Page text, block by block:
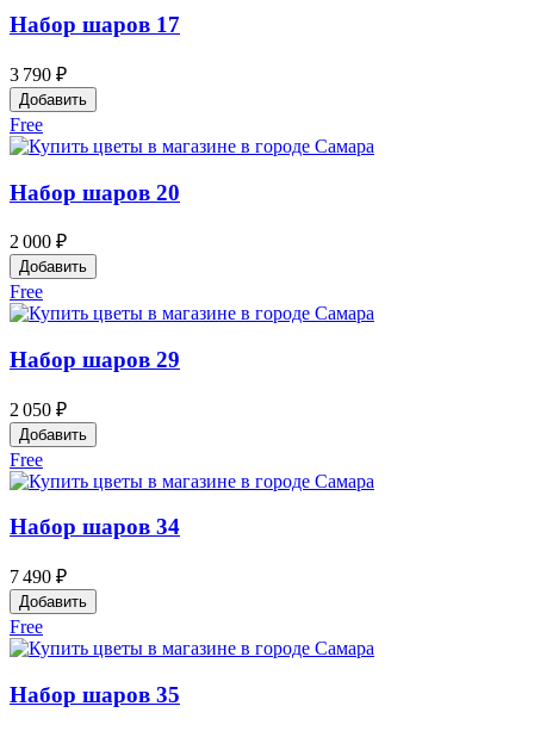
Набор шаров 17
3 790 ₽
Добавить
Free
Набор шаров 20
2 000 ₽
Добавить
Free
Набор шаров 29
2 050 ₽
Добавить
Free
Набор шаров 34
7 490 ₽
Добавить
Free
Набор шаров 35